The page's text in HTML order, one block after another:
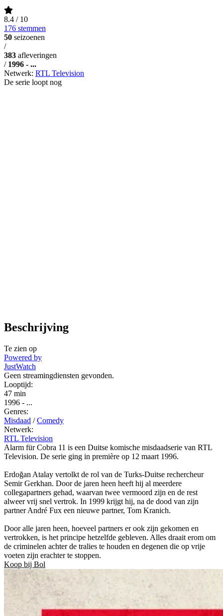
8.4 / 10
176 stemmen
50 seizoenen
/
383 afleveringen
/ 1996 - ...
Netwerk: RTL Television
De serie loopt nog
Beschrijving
Te zien op
Powered by
JustWatch
Geen streamingdiensten gevonden.
Looptijd:
47 min
1996 - ...
Genres:
Misdaad / Comedy
Netwerk:
RTL Television
Alarm für Cobra 11 is een Duitse komische misdaadserie van RTL
Television. De serie ging in première op 12 maart 1996.
Erdoğan Atalay vertolkt de rol van de Turks-Duitse rechercheur
Semir Gerkhan. Door de jaren heen heeft hij al meerdere
collegapartners gehad, waarvan twee vermoord zijn en de rest
alweer vrij snel vertrok. In 1999 krijgt hij, na de dood van zijn
partner André Fux een nieuwe partner, Tom Kranich.
Door alle jaren heen, hoeveel partners er ook zijn gekomen en
vertrokken, is het principe hetzelfde gebleven. Alles draait erom om
de criminelen achter de tralies te houden en degenen die op vrije
voeten zijn erachter te stoppen.
Koop bij Bol